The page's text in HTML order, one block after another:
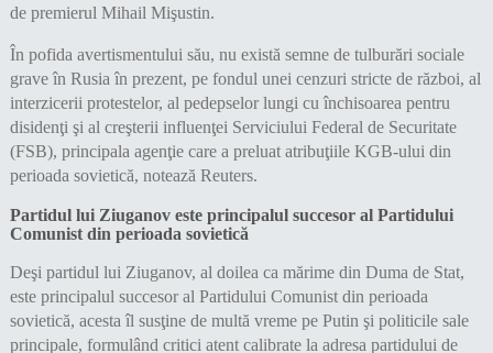
de premierul Mihail Mişustin.
În pofida avertismentului său, nu există semne de tulburări sociale
grave în Rusia în prezent, pe fondul unei cenzuri stricte de război, al
interzicerii protestelor, al pedepselor lungi cu închisoarea pentru
disidenţi şi al creşterii influenţei Serviciului Federal de Securitate
(FSB), principala agenţie care a preluat atribuţiile KGB-ului din
perioada sovietică, notează Reuters.
Partidul lui Ziuganov este principalul succesor al Partidului
Comunist din perioada sovietică
Deşi partidul lui Ziuganov, al doilea ca mărime din Duma de Stat,
este principalul succesor al Partidului Comunist din perioada
sovietică, acesta îl susţine de multă vreme pe Putin şi politicile sale
principale, formulând critici atent calibrate la adresa partidului de